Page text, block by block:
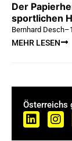
Der
sportlichen
Bernhard Desch–
MEHR LESEN
Österreichs